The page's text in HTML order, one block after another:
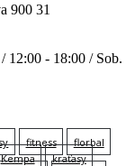
900 31
12:00 - 18:00 / Sob.
fitness
florbal
Kempa
kraťasy